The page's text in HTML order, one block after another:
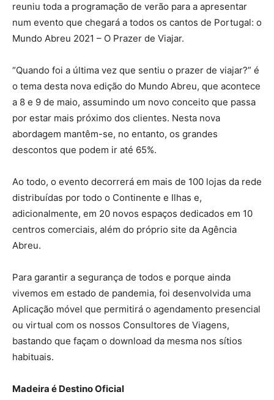
reuniu toda a programação de verão para a apresentar
num evento que chegará a todos os cantos de Portugal: o
Mundo Abreu 2021 – O Prazer de Viajar.
“Quando foi a última vez que sentiu o prazer de viajar?” é
o tema desta nova edição do Mundo Abreu, que acontece
a 8 e 9 de maio, assumindo um novo conceito que passa
por estar mais próximo dos clientes. Nesta nova
abordagem mantêm-se, no entanto, os grandes
descontos que podem ir até 65%.
Ao todo, o evento decorrerá em mais de 100 lojas da rede
distribuídas por todo o Continente e Ilhas e,
adicionalmente, em 20 novos espaços dedicados em 10
centros comerciais, além do próprio site da Agência
Abreu.
Para garantir a segurança de todos e porque ainda
vivemos em estado de pandemia, foi desenvolvida uma
Aplicação móvel que permitirá o agendamento presencial
ou virtual com os nossos Consultores de Viagens,
bastando que façam o download da mesma nos sítios
habituais.
Madeira é Destino Oficial